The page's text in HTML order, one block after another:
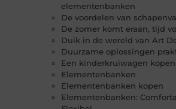
elementenbanken
De voordelen van
De zomer komt eraan, tijd
Duik in de wereld van Art
Duurzame oplossingen
Een kinderkruiwagen kopen
Elementenbanken
Elementenbanken kopen
Elementenbanken: